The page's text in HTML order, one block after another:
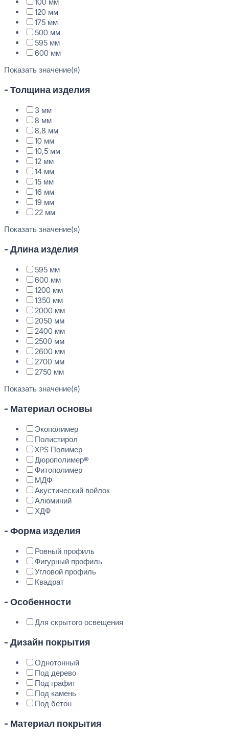
120 мм
175 мм
500 мм
595 мм
600 мм
Показать значение(я)
- Толщина изделия
3 мм
8 мм
8,8 мм
10 мм
10,5 мм
12 мм
14 мм
15 мм
16 мм
19 мм
22 мм
Показать значение(я)
- Длина изделия
595 мм
600 мм
1200 мм
1350 мм
2000 мм
2050 мм
2400 мм
2500 мм
2600 мм
2700 мм
2750 мм
Показать значение(я)
- Материал основы
Экополимер
Полистирол
XPS Полимер
Дюрополимер®
Фитополимер
МДФ
Акустический войлок
Алюминий
ХДФ
- Форма изделия
Ровный профиль
Фигурный профиль
Угловой профиль
Квадрат
- Особенности
Для скрытого освещения
- Дизайн покрытия
Однотонный
Под дерево
Под графит
Под камень
Под бетон
- Материал покрытия